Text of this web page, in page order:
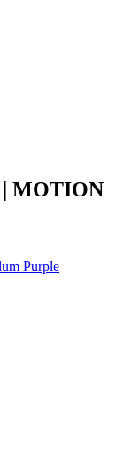
| MOTION
Purple